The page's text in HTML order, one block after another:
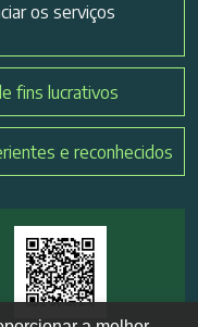
os serviços
fins lucrativos
e reconhecidos